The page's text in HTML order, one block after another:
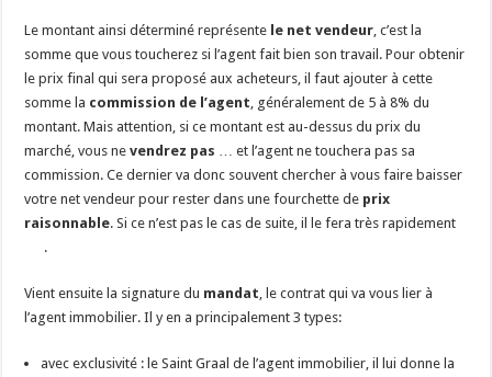
Le montant ainsi déterminé représente le net vendeur , c’est la
somme que vous toucherez si l’agent fait bien son travail. Pour obtenir
le prix final qui sera proposé aux acheteurs, il faut ajouter à cette
somme la commission de l’agent , généralement de 5 à 8% du
montant. Mais attention, si ce montant est au-dessus du prix du
marché, vous nevendrez pas … et l’agent ne touchera pas sa
commission. Ce dernier va donc souvent chercher à vous faire baisser
votre net vendeur pour rester dans une fourchette de prix
raisonnable. Si ce n’est pas le cas de suite, il le fera très rapidement
.
Vient ensuite la signature du mandat , le contrat qui va vous lier à
l’agent immobilier. Il y en a principalement 3 types:
avec exclusivité : le Saint Graal de l’agent immobilier, il lui donne la